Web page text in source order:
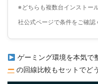
※どちらも複数台インストー
社公式ページで条件をご確認
ゲーミング環境を本気で
ー の回線比較もセットでどう